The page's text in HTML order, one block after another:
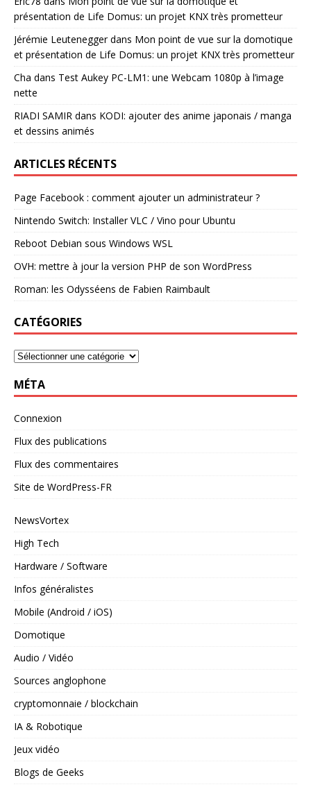
présentation de Life Domus: un projet KNX très prometteur
Jérémie Leuteneggerdans Mon point de vue sur la domotique
et présentation de Life Domus: un projet KNX très prometteur
Cha dans Test Aukey PC-LM1: une Webcam 1080p à l’image
nette
RIADI SAMIR dans KODI: ajouter des anime japonais / manga
et dessins animés
ARTICLES RÉCENTS
Page Facebook : comment ajouter un administrateur ?
Nintendo Switch: Installer VLC / Vino pour Ubuntu
Reboot Debian sous Windows WSL
OVH: mettre à jour la version PHP de son WordPress
Roman: les Odysséens de Fabien Raimbault
CATÉGORIES
MÉTA
Connexion
Flux des publications
Flux des commentaires
Site de WordPress-FR
NewsVortex
High Tech
Hardware / Software
Infos généralistes
Mobile (Android / iOS)
Domotique
Audio / Vidéo
Sources anglophone
cryptomonnaie / blockchain
IA & Robotique
Jeux vidéo
Blogs de Geeks